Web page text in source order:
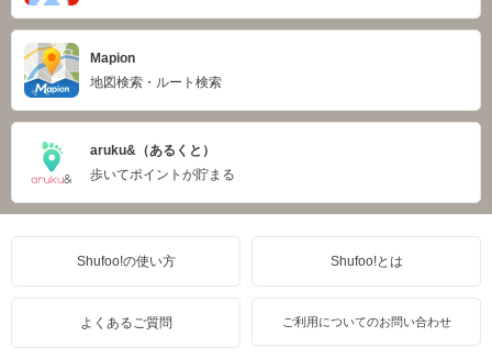
Mapion
地図検索・ルート検索
aruku&（あるくと）
歩いてポイントが貯まる
Shufoo!の使い方 Shufoo!とは
よくあるご質問 ご利用についてのお問い合わせ